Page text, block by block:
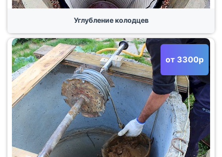
Углубление колодцев
от 3300р